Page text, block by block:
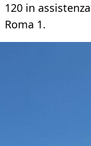
120 in
Roma 1.